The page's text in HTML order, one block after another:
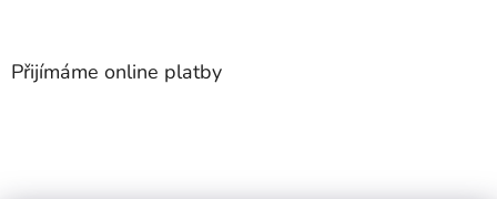
Přijímáme online platby